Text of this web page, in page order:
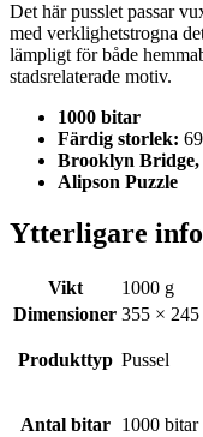
Det här pusslet passar
med verklighetstrogna
lämpligt för både
stadsrelaterade motiv.
1000 bitar
Färdig storlek:
Brooklyn Bridge,
Alipson Puzzle
Ytterligare
Vikt
1000 g
Dimensioner 355 ×
Produkttyp Pussel
Antal bitar 1000 bitar